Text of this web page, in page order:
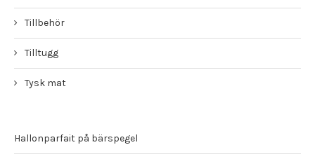
Tillbehör
Tilltugg
Tysk mat
Hallonparfait på bärspegel